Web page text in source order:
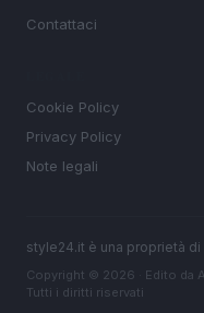
Contattaci
Cookie Policy
Privacy Policy
Note legali
style24.it è una proprietà
Copyright © 2026 · Edito da
Tutti i diritti riservati